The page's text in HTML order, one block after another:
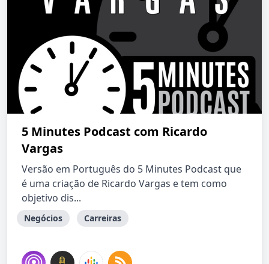
5 Minutes Podcast com Ricardo
Vargas
Versão em Português do 5 Minutes Podcast que
é uma criação de Ricardo Vargas e tem como
objetivo dis...
Negócios Carreiras